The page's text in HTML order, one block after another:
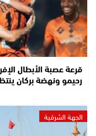
قرعة عصبة الأبطال
رحيمو ونهضة بركان
الجهة الشرقية